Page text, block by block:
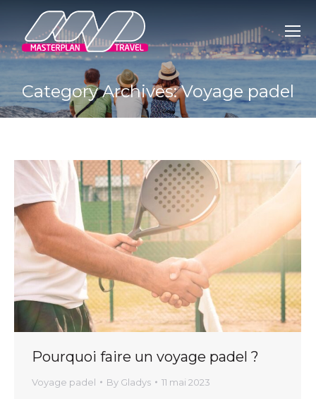
Category Archives:Voyage padel
You are here:
Pourquoi faire un voyage padel ?
Voyage padel By Gladys 11 mai 2023